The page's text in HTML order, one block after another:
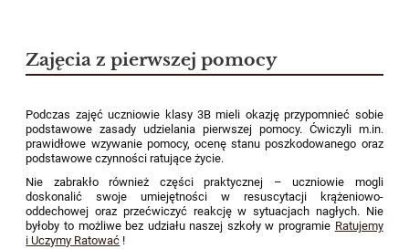
Zajęcia z pierwszej pomocy
Podczas zajęć uczniowie klasy 3B mieli okazję przypomnieć sobie
podstawowe zasady udzielania pierwszej pomocy. Ćwiczyli m.in.
prawidłowe wzywanie pomocy, ocenę stanu poszkodowanego oraz
podstawowe czynności ratujące życie.
Nie zabrakło również części praktycznej – uczniowie mogli
doskonalić swoje umiejętności w resuscytacji krążeniowo-
oddechowej oraz przećwiczyć reakcję w sytuacjach nagłych. Nie
byłoby to możliwe bez udziału naszej szkoły w programie Ratujemy
i Uczymy Ratować !